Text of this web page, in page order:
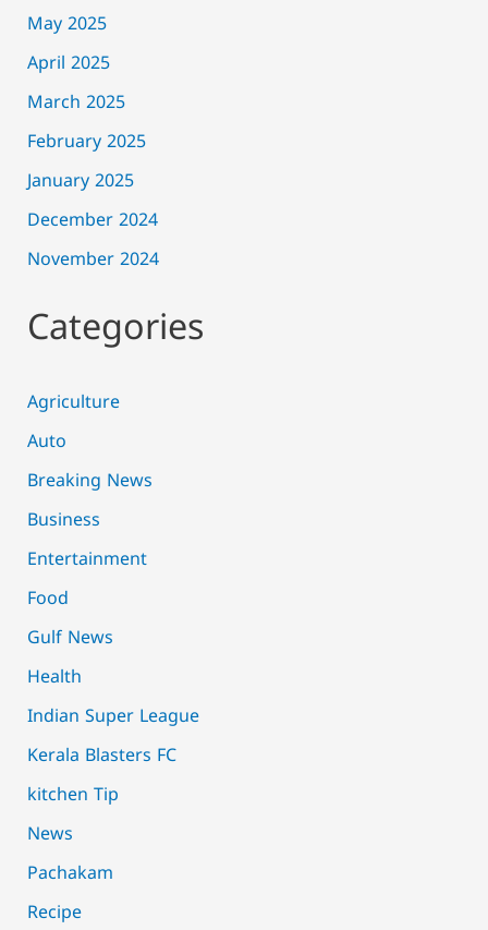
May 2025
April 2025
March 2025
February 2025
January 2025
December 2024
November 2024
Categories
Agriculture
Auto
Breaking News
Business
Entertainment
Food
Gulf News
Health
Indian Super League
Kerala Blasters FC
kitchen Tip
News
Pachakam
Recipe